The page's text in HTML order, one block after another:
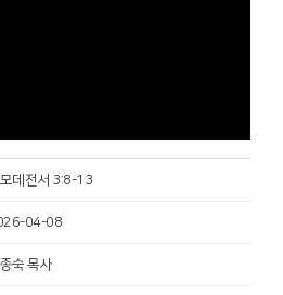
데전서 3:8-13
04-08
숙 목사